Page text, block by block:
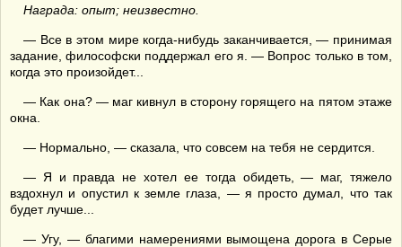
Награда: опыт; неизвестно.
— Все в этом мире когда-нибудь заканчивается, — принимая
задание, философски поддержал его я. — Вопрос только в том,
когда это произойдет...
— Как она? — маг кивнул в сторону горящего на пятом этаже
окна.
— Нормально, — сказала, что совсем на тебя не сердится.
— Я и правда не хотел ее тогда обидеть, — маг, тяжело
вздохнул и опустил к земле глаза, — я просто думал, что так
будет лучше...
— Угу, — благими намерениями вымощена дорога в Серые